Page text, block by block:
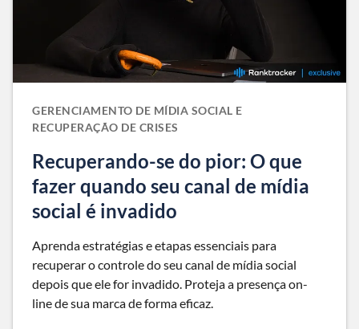
GERENCIAMENTO DE MÍDIA SOCIAL E
RECUPERAÇÃO DE CRISES
Recuperando-se do pior: O que
fazer quando seu canal de mídia
social é invadido
Aprenda estratégias e etapas essenciais para
recuperar o controle do seu canal de mídia social
depois que ele for invadido. Proteja a presença on-
line de sua marca de forma eficaz.